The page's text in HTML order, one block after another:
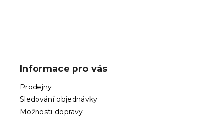
Informace pro vás
Prodejny
Sledování objednávky
Možnosti dopravy